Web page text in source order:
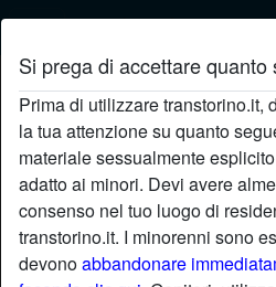
Si prega di accettare quanto
Prima di utilizzare transtorino.it,
la tua attenzione su quanto
materiale sessualmente
adatto ai minori. Devi avere
consenso nel tuo luogo di
transtorino.it. I minorenni sono
devonoabbandonare
Profilo di